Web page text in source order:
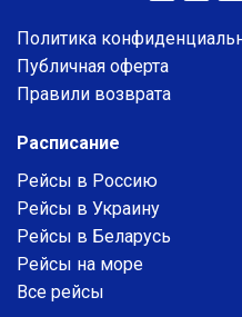
Политика
Публичная оферта
Правили возврата
Расписание
Рейсы в Россию
Рейсы в Украину
Рейсы в Беларусь
Рейсы на море
Все рейсы